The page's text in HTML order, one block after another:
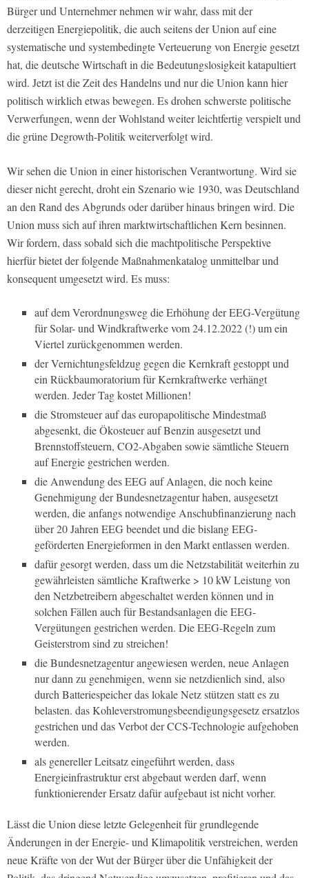
Bürger und Unternehmer nehmen wir wahr, dass mit der
derzeitigen Energiepolitik, die auch seitens der Union auf eine
systematische und systembedingte Verteuerung von Energie gesetzt
hat, die deutsche Wirtschaft in die Bedeutungslosigkeit katapultiert
wird. Jetzt ist die Zeit des Handelns und nur die Union kann hier
politisch wirklich etwas bewegen. Es drohen schwerste politische
Verwerfungen, wenn der Wohlstand weiter leichtfertig verspielt und
die grüne Degrowth-Politik weiterverfolgt wird.
Wir sehen die Union in einer historischen Verantwortung. Wird sie
dieser nicht gerecht, droht ein Szenario wie 1930, was Deutschland
an den Rand des Abgrunds oder darüber hinaus bringen wird. Die
Union muss sich auf ihren marktwirtschaftlichen Kern besinnen.
Wir fordern, dass sobald sich die machtpolitische Perspektive
hierfür bietet der folgende Maßnahmenkatalog unmittelbar und
konsequent umgesetzt wird. Es muss:
auf dem Verordnungsweg die Erhöhung der EEG-Vergütung
für Solar- und Windkraftwerke vom 24.12.2022 (!) um ein
Viertel zurückgenommen werden.
der Vernichtungsfeldzug gegen die Kernkraft gestoppt und
ein Rückbaumoratorium für Kernkraftwerke verhängt
werden. Jeder Tag kostet Millionen!
die Stromsteuer auf das europapolitische Mindestmaß
abgesenkt, die Ökosteuer auf Benzin ausgesetzt und
Brennstoffsteuern, CO2-Abgaben sowie sämtliche Steuern
auf Energie gestrichen werden.
die Anwendung des EEG auf Anlagen, die noch keine
Genehmigung der Bundesnetzagentur haben, ausgesetzt
werden, die anfangs notwendige Anschubfinanzierung nach
über 20 Jahren EEG beendet und die bislang EEG-
geförderten Energieformen in den Markt entlassen werden.
dafür gesorgt werden, dass um die Netzstabilität weiterhin zu
gewährleisten sämtliche Kraftwerke > 10 kW Leistung von
den Netzbetreibern abgeschaltet werden können und in
solchen Fällen auch für Bestandsanlagen die EEG-
Vergütungen gestrichen werden. Die EEG-Regeln zum
Geisterstrom sind zu streichen!
die Bundesnetzagentur angewiesen werden, neue Anlagen
nur dann zu genehmigen, wenn sie netzdienlich sind, also
durch Batteriespeicher das lokale Netz stützen statt es zu
belasten. das Kohleverstromungsbeendigungsgesetz ersatzlos
gestrichen und das Verbot der CCS-Technologie aufgehoben
werden.
als genereller Leitsatz eingeführt werden, dass
Energieinfrastruktur erst abgebaut werden darf, wenn
funktionierender Ersatz dafür aufgebaut ist nicht vorher.
Lässt die Union diese letzte Gelegenheit für grundlegende
Änderungen in der Energie- und Klimapolitik verstreichen, werden
neue Kräfte von der Wut der Bürger über die Unfähigkeit der